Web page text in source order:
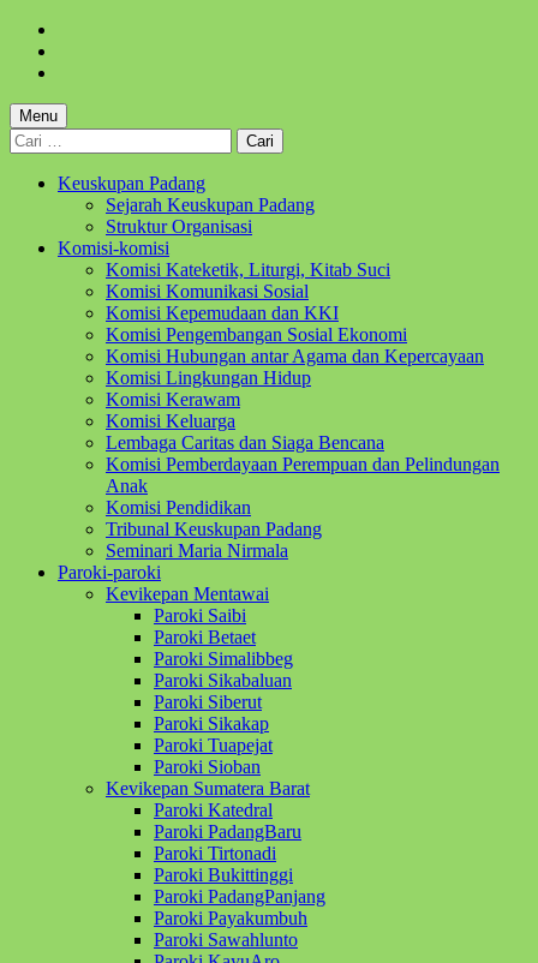
content
footer
Menu
Cari
untuk:
Keuskupan Padang
Sejarah Keuskupan Padang
Struktur Organisasi
Komisi-komisi
Komisi Kateketik, Liturgi, Kitab Suci
Komisi Komunikasi Sosial
Komisi Kepemudaan dan KKI
Komisi Pengembangan Sosial Ekonomi
Komisi Hubungan antar Agama dan Kepercayaan
Komisi Lingkungan Hidup
Komisi Kerawam
Komisi Keluarga
Lembaga Caritas dan Siaga Bencana
Komisi Pemberdayaan Perempuan dan Pelindungan
Anak
Komisi Pendidikan
Tribunal Keuskupan Padang
Seminari Maria Nirmala
Paroki-paroki
Kevikepan Mentawai
Paroki Saibi
Paroki Betaet
Paroki Simalibbeg
Paroki Sikabaluan
Paroki Siberut
Paroki Sikakap
Paroki Tuapejat
Paroki Sioban
Kevikepan Sumatera Barat
Paroki Katedral
Paroki PadangBaru
Paroki Tirtonadi
Paroki Bukittinggi
Paroki PadangPanjang
Paroki Payakumbuh
Paroki Sawahlunto